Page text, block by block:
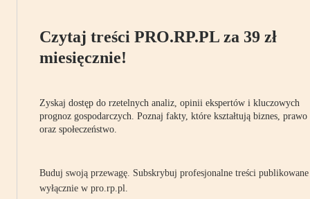
Czytaj treści PRO.RP.PL za 39 zł
miesięcznie!
Zyskaj dostęp do rzetelnych analiz, opinii ekspertów i kluczowych
prognoz gospodarczych. Poznaj fakty, które kształtują biznes, prawo
oraz społeczeństwo.
Buduj swoją przewagę. Subskrybuj profesjonalne treści publikowane
wyłącznie w pro.rp.pl.